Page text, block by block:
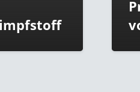
Praxis
von